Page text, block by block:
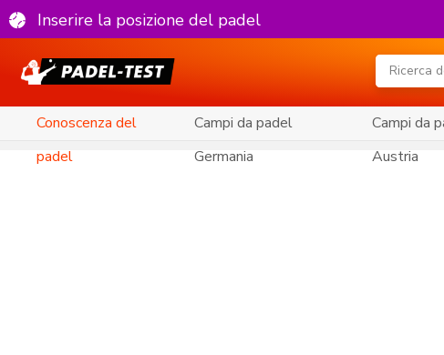
Inserire la posizione del padel
Conoscenza del
padel
Campi da padel
Germania
Campi da
Austria